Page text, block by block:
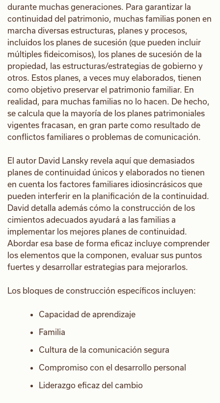
durante muchas generaciones. Para garantizar la
continuidad del patrimonio, muchas familias ponen en
marcha diversas estructuras, planes y procesos,
incluidos los planes de sucesión (que pueden incluir
múltiples fideicomisos), los planes de sucesión de la
propiedad, las estructuras/estrategias de gobierno y
otros. Estos planes, a veces muy elaborados, tienen
como objetivo preservar el patrimonio familiar. En
realidad, para muchas familias no lo hacen. De hecho,
se calcula que la mayoría de los planes patrimoniales
vigentes fracasan, en gran parte como resultado de
conflictos familiares o problemas de comunicación.
El autor David Lansky revela aquí que demasiados
planes de continuidad únicos y elaborados no tienen
en cuenta los factores familiares idiosincrásicos que
pueden interferir en la planificación de la continuidad.
David detalla además cómo la construcción de los
cimientos adecuados ayudará a las familias a
implementar los mejores planes de continuidad.
Abordar esa base de forma eficaz incluye comprender
los elementos que la componen, evaluar sus puntos
fuertes y desarrollar estrategias para mejorarlos.
Los bloques de construcción específicos incluyen:
Capacidad de aprendizaje
Familia
Cultura de la comunicación segura
Compromiso con el desarrollo personal
Liderazgo eficaz del cambio